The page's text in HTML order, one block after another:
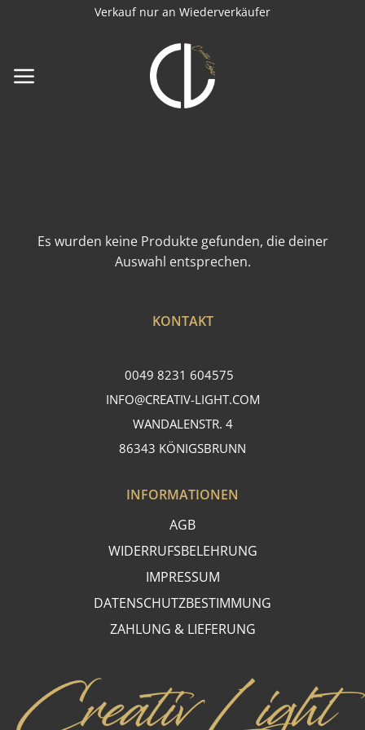
Verkauf nur an Wiederverkäufer
Es wurden keine Produkte gefunden, die deiner
Auswahl entsprechen.
KONTAKT
0049 8231 604575
INFO@CREATIV-LIGHT.COM
WANDALENSTR. 4
86343 KÖNIGSBRUNN
INFORMATIONEN
AGB
WIDERRUFSBELEHRUNG
IMPRESSUM
DATENSCHUTZBESTIMMUNG
ZAHLUNG & LIEFERUNG